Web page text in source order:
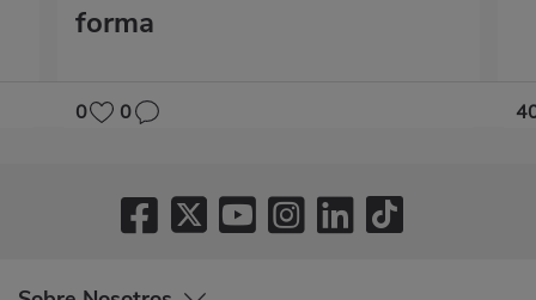
forma
0 0